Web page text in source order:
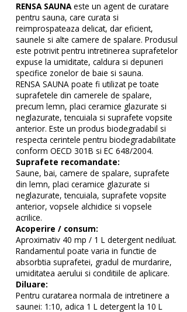
RENSA SAUNAeste un agent de curatare
pentru sauna, care curata si
reimprospateaza delicat, dar eficient,
saunele si alte camere de spalare. Produsul
este potrivit pentru intretinerea suprafetelor
expuse la umiditate, caldura si depuneri
specifice zonelor de baie si sauna.
RENSA SAUNA poate fi utilizat pe toate
suprafetele din camerele de spalare,
precum lemn, placi ceramice glazurate si
neglazurate, tencuiala si suprafete vopsite
anterior. Este un produs biodegradabil si
respecta cerintele pentru biodegradabilitate
conform OECD 301B si EC 648/2004.
Suprafete recomandate:
Saune, bai, camere de spalare, suprafete
din lemn, placi ceramice glazurate si
neglazurate, tencuiala, suprafete vopsite
anterior, vopsele alchidice si vopsele
acrilice.
Acoperire / consum:
Aproximativ 40 mp / 1 L detergent nediluat.
Randamentul poate varia in functie de
absorbtia suprafetei, gradul de murdarire,
umiditatea aerului si conditiile de aplicare.
Diluare:
Pentru curatarea normala de intretinere a
saunei: 1:10, adica 1 L detergent la 10 L